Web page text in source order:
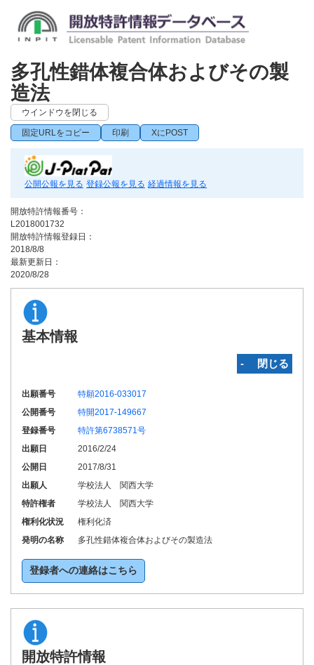
多孔性錯体複合体およびその製
造法
ウインドウを閉じる
固定URLをコピー 印刷 XにPOST
公開公報を見る 登録公報を見る 経過情報を見る
開放特許情報番号：
L2018001732
開放特許情報登録日：
2018/8/8
最新更新日：
2020/8/28
基本情報
‐ 閉じる
出願番号
特願2016-033017
公開番号
特開2017-149667
登録番号
特許第6738571号
出願日
2016/2/24
公開日
2017/8/31
出願人
学校法人 関西大学
特許権者
学校法人 関西大学
権利化状況
権利化済
発明の名称
多孔性錯体複合体およびその製造法
登録者への連絡はこちら
開放特許情報